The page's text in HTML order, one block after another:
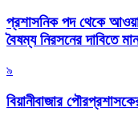
প্রশাসনিক পদ থেকে
বৈষম্য নিরসনের দাবিতে
৯
বিয়ানীবাজার